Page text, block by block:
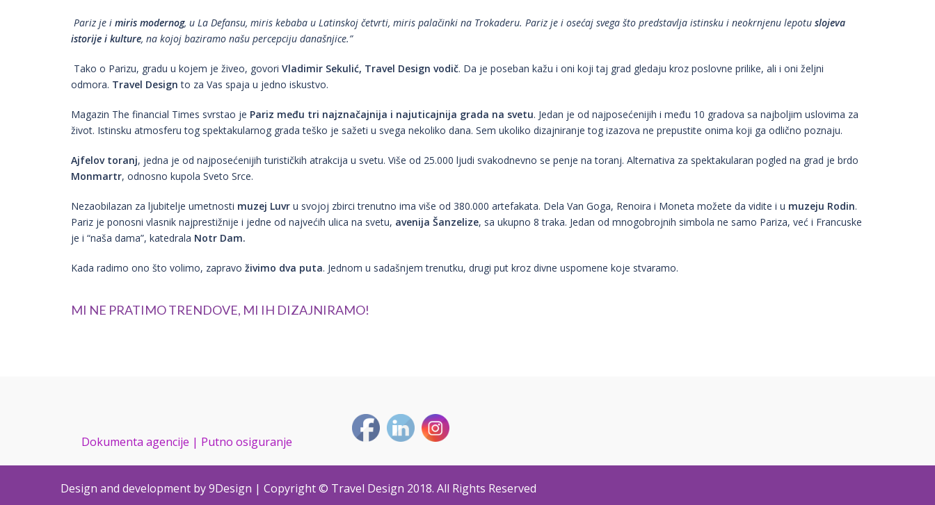
Pariz je i miris modernog, u La Defansu, miris kebaba u Latinskoj četvrti, miris palačinki na Trokaderu. Pariz je i osećaj svega što predstavlja istinsku i neokrnjenu lepotu slojeva
istorije i kulture, na kojoj baziramo našu percepciju današnjice.”
Tako o Parizu, gradu u kojem je živeo, govori Vladimir Sekulić, Travel Design vodič. Da je poseban kažu i oni koji taj grad gledaju kroz poslovne prilike, ali i oni željni
odmora. Travel Design to za Vas spaja u jedno iskustvo.
Magazin The financial Times svrstao je Pariz među tri najznačajnija i najuticajnija grada na svetu. Jedan je od najposećenijih i među 10 gradova sa najboljim uslovima za
život. Istinsku atmosferu tog spektakularnog grada teško je sažeti u svega nekoliko dana. Sem ukoliko dizajniranje tog izazova ne prepustite onima koji ga odlično poznaju.
Ajfelov toranj, jedna je od najposećenijih turističkih atrakcija u svetu. Više od 25.000 ljudi svakodnevno se penje na toranj. Alternativa za spektakularan pogled na grad je brdo
Monmartr, odnosno kupola Sveto Srce.
Nezaobilazan za ljubitelje umetnosti muzej Luvr u svojoj zbirci trenutno ima više od 380.000 artefakata. Dela Van Goga, Renoira i Moneta možete da vidite i u muzeju Rodin.
Pariz je ponosni vlasnik najprestižnije i jedne od najvećih ulica na svetu, avenija Šanzelize, sa ukupno 8 traka. Jedan od mnogobrojnih simbola ne samo Pariza, već i Francuske
je i “naša dama”, katedrala Notr Dam.
Kada radimo ono što volimo, zapravo živimo dva puta. Jednom u sadašnjem trenutku, drugi put kroz divne uspomene koje stvaramo.
Mi ne pratimo trendove, mi ih dizajniramo!
Dokumenta agencije | Putno osiguranje
Design and development by 9Design | Copyright © Travel Design 2018. All Rights Reserved